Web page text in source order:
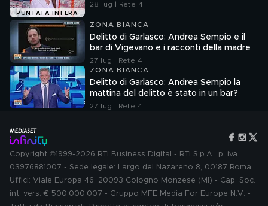
PUNTATA INTERA
28 lug | Rete 4
ZONA BIANCA
Delitto di Garlasco: Andrea Sempio e il
bar di Vigevano e i racconti della madre
27 lug | Rete 4
ZONA BIANCA
Delitto di Garlasco: Andrea Sempio la
mattina del delitto è stato in un bar?
27 lug | Rete 4
Copyright ©1999-2026 RTI Business Digital - RTI S.p.A.: p. iva
03976881007 - Sede legale: Largo del Nazareno 8, 00187 Roma.
Uffici: Viale Europa 46, 20093 Cologno Monzese (MI) - Cap. Soc.
int. vers. € 500.000.007 - Gruppo MFE Media For Europe N.V. -